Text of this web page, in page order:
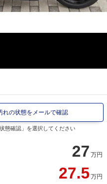
れの状態をメールで確認
態確認」を選択してください
27 万円
27.5 万円